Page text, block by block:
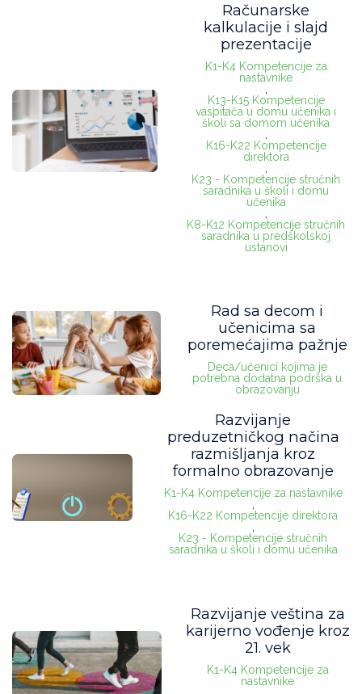
Računarske
kalkulacije i slajd
prezentacije
K1-K4 Kompetencije za
nastavnike
K13-K15 Kompetencije
vaspitača u domu učenika i
školi sa domom učenika
K16-K22 Kompetencije
direktora
K23 - Kompetencije stručnih
saradnika u školi i domu
učenika
K8-K12 Kompetencije stručnih
saradnika u predškolskoj
ustanovi
Rad sa decom i
učenicima sa
poremećajima pažnje
Deca/učenici kojima je
potrebna dodatna podrška u
obrazovanju
Razvijanje
preduzetničkog načina
razmišljanja kroz
formalno obrazovanje
K1-K4 Kompetencije za nastavnike
,
K16-K22 Kompetencije direktora
,
K23 - Kompetencije stručnih
saradnika u školi i domu učenika
Razvijanje veština za
karijerno vođenje kroz
21. vek
K1-K4 Kompetencije za
nastavnike